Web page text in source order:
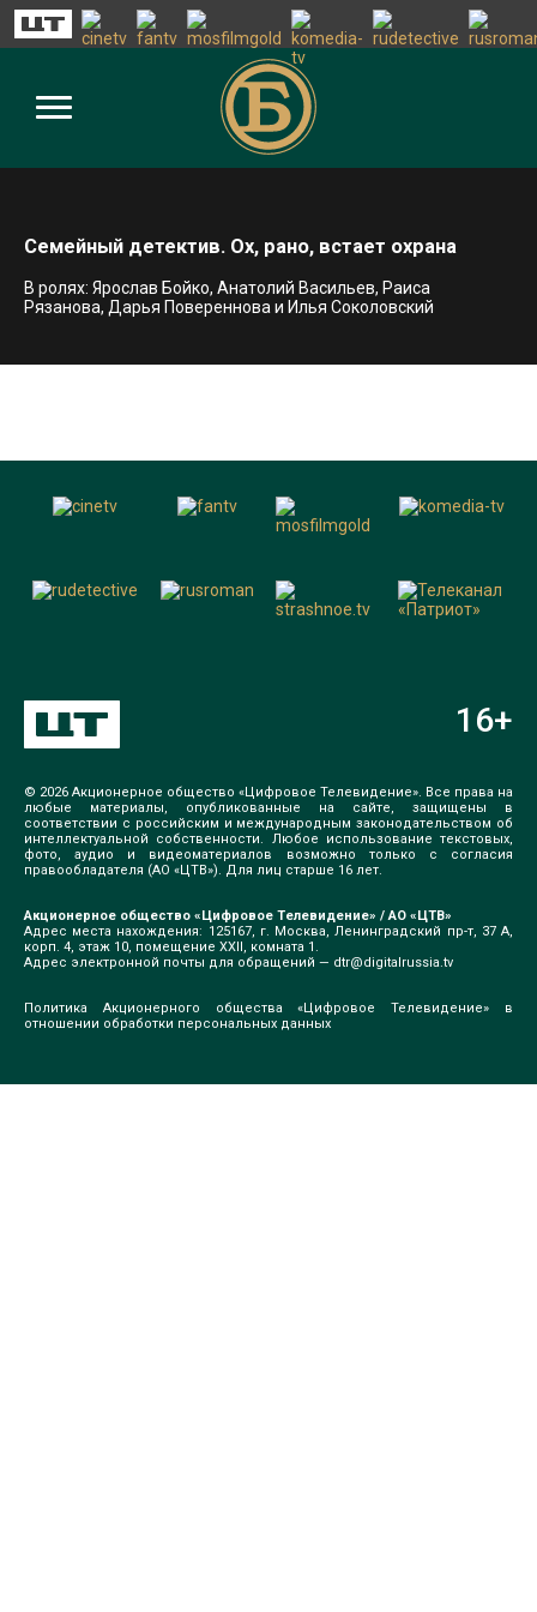
Семейный детектив. Ох, рано, встает охрана
В ролях: Ярослав Бойко, Анатолий Васильев, Раиса
Рязанова, Дарья Повереннова и Илья Соколовский
© 2026 Акционерное общество «Цифровое Телевидение». Все права на
любые материалы, опубликованные на сайте, защищены в
соответствии с российским и международным законодательством об
интеллектуальной собственности. Любое использование текстовых,
фото, аудио и видеоматериалов возможно только с согласия
правообладателя (АО «ЦТВ»). Для лиц старше 16 лет.
Акционерное общество «Цифровое Телевидение» / АО «ЦТВ»
Адрес места нахождения: 125167, г. Москва, Ленинградский пр-т, 37 А,
корп. 4, этаж 10, помещение XXII, комната 1.
Адрес электронной почты для обращений — dtr@digitalrussia.tv
Политика Акционерного общества «Цифровое Телевидение» в
отношении обработки персональных данных
16+